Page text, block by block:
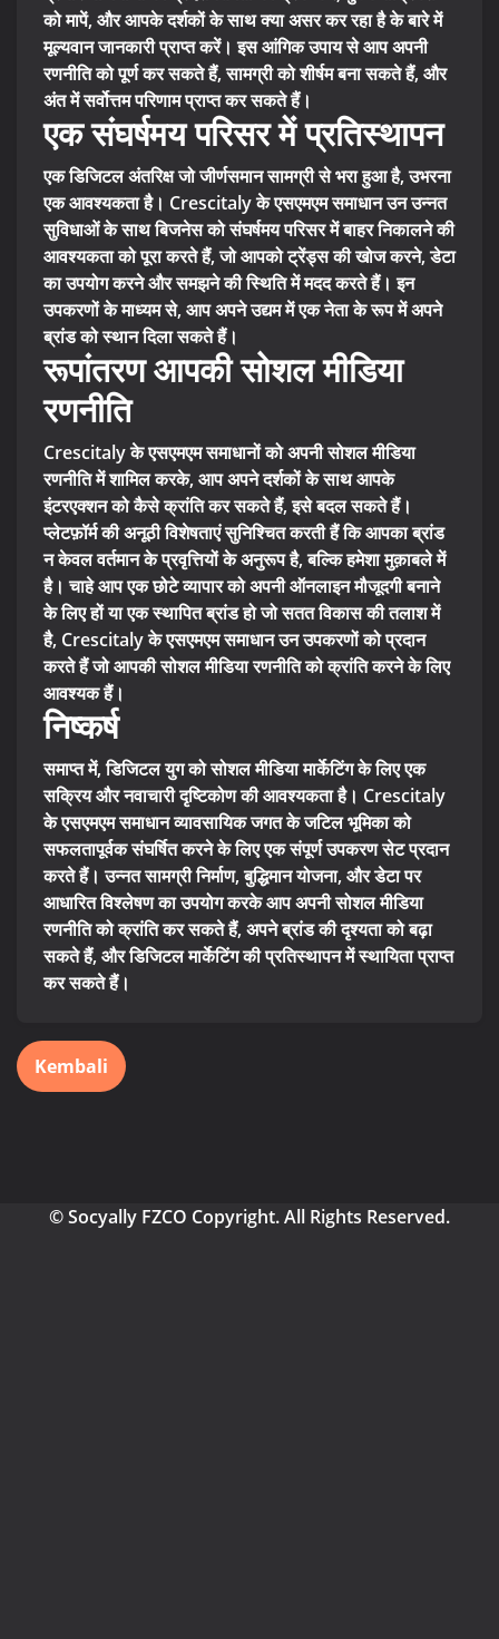
को मापें, और आपके दर्शकों के साथ क्या असर कर रहा है के बारे में
मूल्यवान जानकारी प्राप्त करें। इस आंगिक उपाय से आप अपनी
रणनीति को पूर्ण कर सकते हैं, सामग्री को शीर्षम बना सकते हैं, और
अंत में सर्वोत्तम परिणाम प्राप्त कर सकते हैं।
एक संघर्षमय परिसर में प्रतिस्थापन
एक डिजिटल अंतरिक्ष जो जीर्णसमान सामग्री से भरा हुआ है, उभरना
एक आवश्यकता है। Crescitaly के एसएमएम समाधान उन उन्नत
सुविधाओं के साथ बिजनेस को संघर्षमय परिसर में बाहर निकालने की
आवश्यकता को पूरा करते हैं, जो आपको ट्रेंड्स की खोज करने, डेटा
का उपयोग करने और समझने की स्थिति में मदद करते हैं। इन
उपकरणों के माध्यम से, आप अपने उद्यम में एक नेता के रूप में अपने
ब्रांड को स्थान दिला सकते हैं।
रूपांतरण आपकी सोशल मीडिया
रणनीति
Crescitaly के एसएमएम समाधानों को अपनी सोशल मीडिया
रणनीति में शामिल करके, आप अपने दर्शकों के साथ आपके
इंटरएक्शन को कैसे क्रांति कर सकते हैं, इसे बदल सकते हैं।
प्लेटफ़ॉर्म की अनूठी विशेषताएं सुनिश्चित करती हैं कि आपका ब्रांड
न केवल वर्तमान के प्रवृत्तियों के अनुरूप है, बल्कि हमेशा मुक़ाबले में
है। चाहे आप एक छोटे व्यापार को अपनी ऑनलाइन मौजूदगी बनाने
के लिए हों या एक स्थापित ब्रांड हो जो सतत विकास की तलाश में
है, Crescitaly के एसएमएम समाधान उन उपकरणों को प्रदान
करते हैं जो आपकी सोशल मीडिया रणनीति को क्रांति करने के लिए
आवश्यक हैं।
निष्कर्ष
समाप्त में, डिजिटल युग को सोशल मीडिया मार्केटिंग के लिए एक
सक्रिय और नवाचारी दृष्टिकोण की आवश्यकता है। Crescitaly
के एसएमएम समाधान व्यावसायिक जगत के जटिल भूमिका को
सफलतापूर्वक संघर्षित करने के लिए एक संपूर्ण उपकरण सेट प्रदान
करते हैं। उन्नत सामग्री निर्माण, बुद्धिमान योजना, और डेटा पर
आधारित विश्लेषण का उपयोग करके आप अपनी सोशल मीडिया
रणनीति को क्रांति कर सकते हैं, अपने ब्रांड की दृश्यता को बढ़ा
सकते हैं, और डिजिटल मार्केटिंग की प्रतिस्थापन में स्थायिता प्राप्त
कर सकते हैं।
Kembali
© Socyally FZCO Copyright. All Rights Reserved.